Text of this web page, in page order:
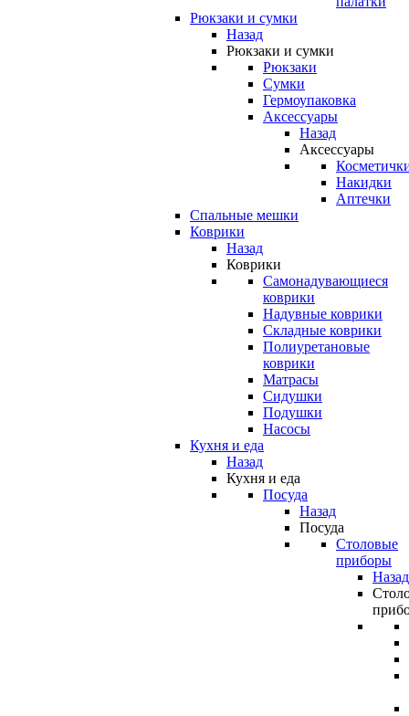
Рюкзаки и сумки
Назад
Рюкзаки и сумки
Рюкзаки
Сумки
Гермоупаковка
Аксессуары
Назад
Аксессуары
Накидки
Аптечки
Спальные мешки
Коврики
Назад
Коврики
Самонадувающиеся
коврики
Надувные коврики
Складные коврики
Полиуретановые
коврики
Матрасы
Сидушки
Подушки
Насосы
Кухня и еда
Назад
Кухня и еда
Посуда
Назад
Посуда
Столовые
приборы
Назад